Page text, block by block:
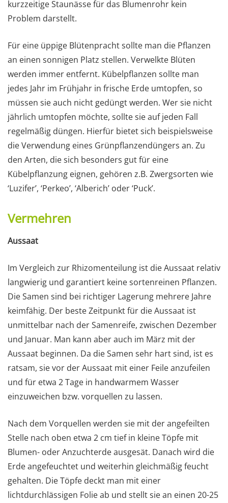
kurzzeitige Staunässe für das Blumenrohr kein
Problem darstellt.
Für eine üppige Blütenpracht sollte man die Pflanzen
an einen sonnigen Platz stellen. Verwelkte Blüten
werden immer entfernt. Kübelpflanzen sollte man
jedes Jahr im Frühjahr in frische Erde umtopfen, so
müssen sie auch nicht gedüngt werden. Wer sie nicht
jährlich umtopfen möchte, sollte sie auf jeden Fall
regelmäßig düngen. Hierfür bietet sich beispielsweise
die Verwendung eines Grünpflanzendüngers an. Zu
den Arten, die sich besonders gut für eine
Kübelpflanzung eignen, gehören z.B. Zwergsorten wie
‘Luzifer’, ‘Perkeo’, ‘Alberich’ oder ‘Puck’.
Vermehren
Aussaat
Im Vergleich zur Rhizomenteilung ist die Aussaat relativ
langwierig und garantiert keine sortenreinen Pflanzen.
Die Samen sind bei richtiger Lagerung mehrere Jahre
keimfähig. Der beste Zeitpunkt für die Aussaat ist
unmittelbar nach der Samenreife, zwischen Dezember
und Januar. Man kann aber auch im März mit der
Aussaat beginnen. Da die Samen sehr hart sind, ist es
ratsam, sie vor der Aussaat mit einer Feile anzufeilen
und für etwa 2 Tage in handwarmem Wasser
einzuweichen bzw. vorquellen zu lassen.
Nach dem Vorquellen werden sie mit der angefeilten
Stelle nach oben etwa 2 cm tief in kleine Töpfe mit
Blumen- oder Anzuchterde ausgesät. Danach wird die
Erde angefeuchtet und weiterhin gleichmäßig feucht
gehalten. Die Töpfe deckt man mit einer
lichtdurchlässigen Folie ab und stellt sie an einen 20-25